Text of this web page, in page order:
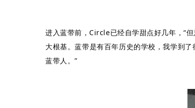
进入蓝带前，Circle已经自学甜点好几年，“
大根基。蓝带是有百年历史的学校，我学到
蓝带人。”